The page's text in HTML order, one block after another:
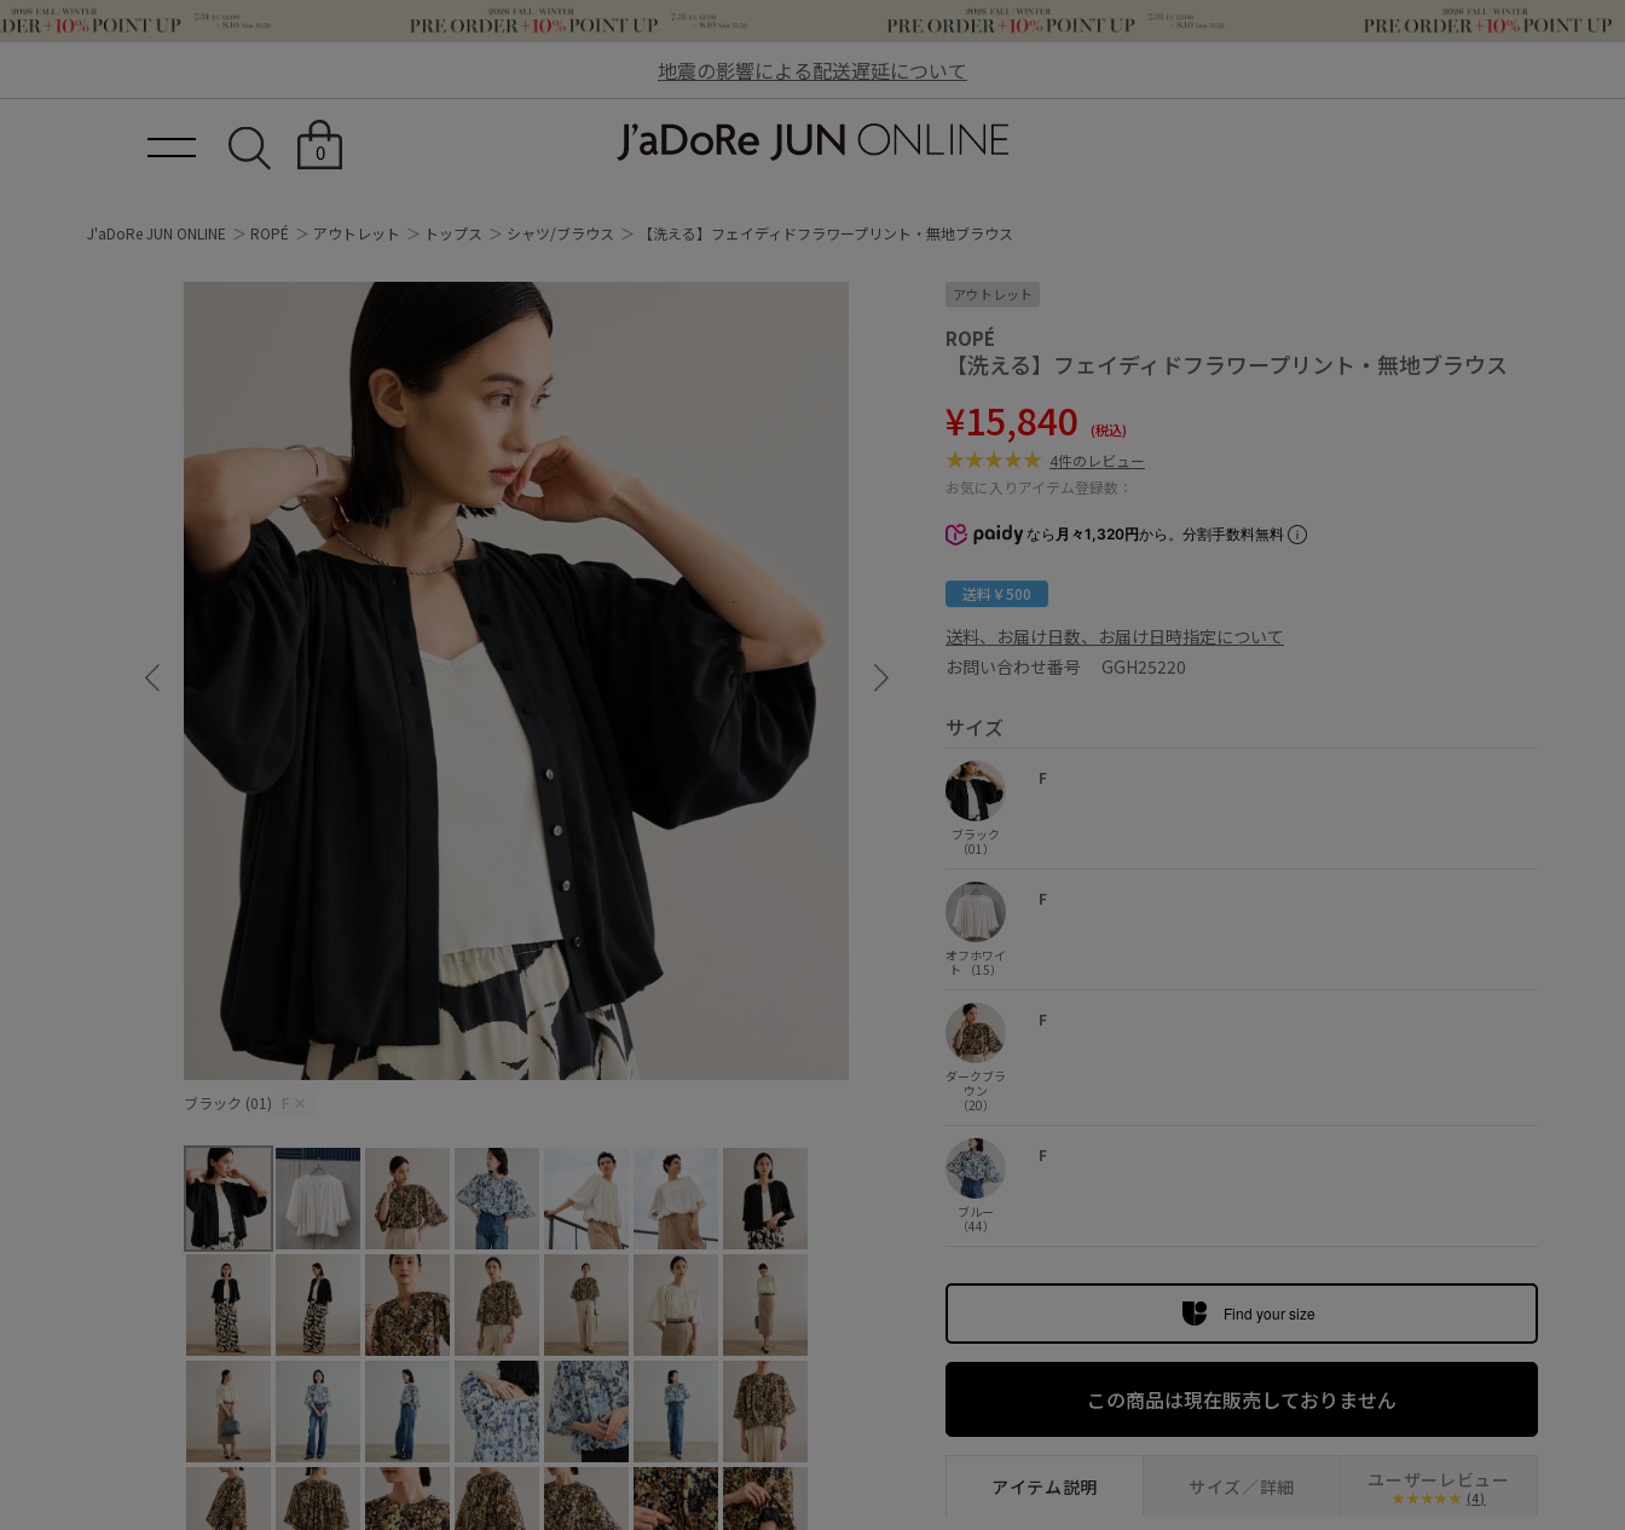
地震の影響による配送遅延について
0
J'aDoRe JUN ONLINE ROPÉ アウトレット トップス シャツ/ブラウス 【洗える】フェイディドフラワープリント・無地ブラウス
ブラック (01) F × オフホワイト (15)
アウトレット
ROPÉ
【洗える】フェイディドフラワープリント・無地ブラウス
¥15,840 (税込)
4件のレビュー
お気に入りアイテム登録数：
なら 月々1,320円から。分割手数料無料
送料￥500
送料、お届け日数、お届け日時指定について
お問い合わせ番号 GGH25220
サイズ
ブラック
（01）
F
オフホワイ
ト （15）
F
ダークブラ
ウン
（20）
F
ブルー
（44）
F
Find your size
この商品は現在販売しておりません
アイテム説明 サイズ／詳細 ユーザーレビュー
(4)